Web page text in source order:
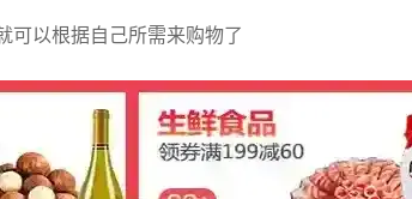
可以根据自己所需来购物了